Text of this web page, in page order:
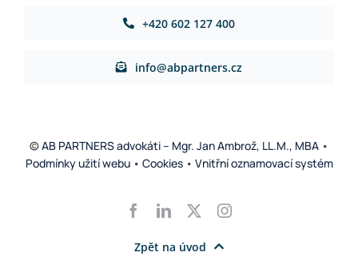
+420 602 127 400
info@abpartners.cz
©AB PARTNERS advokáti – Mgr. Jan Ambrož, LL.M., MBA •
Podmínky užití webu• Cookies• Vnitřní oznamovací systém
Zpět na úvod